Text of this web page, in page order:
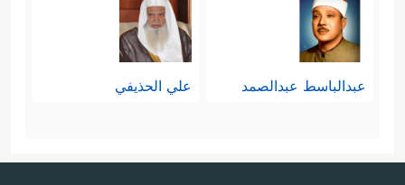
عبدالباسط عبدالصمد علي الحذيفي